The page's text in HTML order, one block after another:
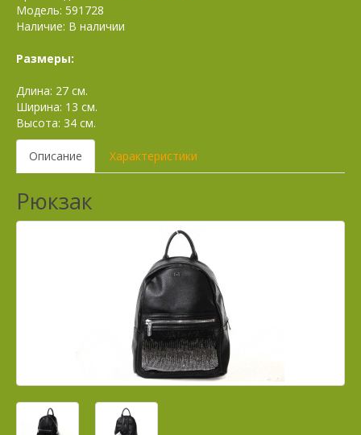
Модель: 591728
Наличие: В наличии
Размеры:
Длина: 27 см.
Ширина: 13 см.
Высота: 34 см.
Описание Характеристики
Рюкзак